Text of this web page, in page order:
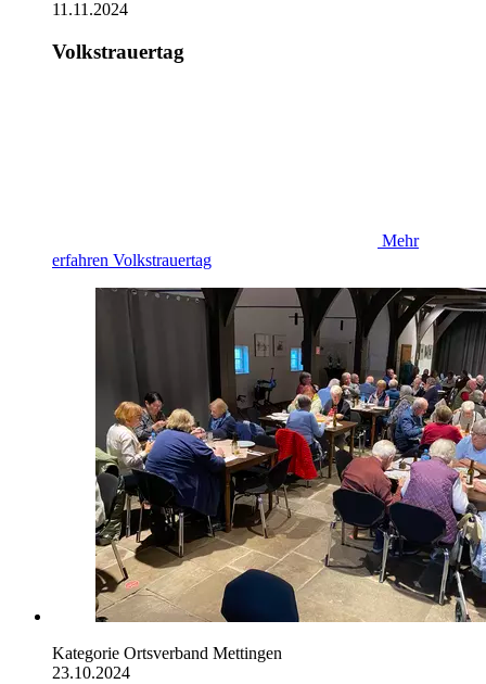
11.11.2024
Volkstrauertag
Mehr
erfahren Volkstrauertag
Kategorie Ortsverband Mettingen
23.10.2024